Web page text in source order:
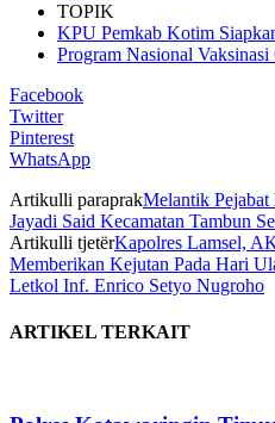
TOPIK
KPU Pemkab Kotim
Program Nasional
Facebook
Twitter
Pinterest
WhatsApp
Artikulli paraprakMelantik Pejabat
Jayadi Said Kecamatan Tambun
Artikulli tjetërKapolres Lamsel,
Memberikan Kejutan Pada Hari
Letkol Inf. Enrico Setyo Nugroho
ARTIKEL TERKAIT